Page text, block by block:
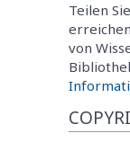
Teilen
von